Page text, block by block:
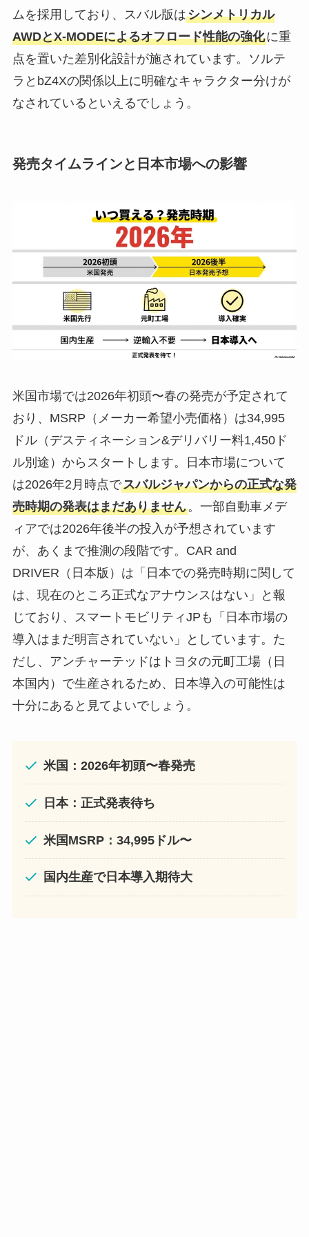
ムを採用しており、スバル版はシンメトリカル
AWDとX-MODEによるオフロード性能の強化に重
点を置いた差別化設計が施されています。ソルテ
ラとbZ4Xの関係以上に明確なキャラクター分けが
なされているといえるでしょう。
発売タイムラインと日本市場への影響
米国市場では2026年初頭〜春の発売が予定されて
おり、MSRP（メーカー希望小売価格）は34,995
ドル（デスティネーション&デリバリー料1,450ド
ル別途）からスタートします。日本市場について
は2026年2月時点でスバルジャパンからの正式な発
売時期の発表はまだありません。一部自動車メデ
ィアでは2026年後半の投入が予想されています
が、あくまで推測の段階です。CAR and
DRIVER（日本版）は「日本での発売時期に関して
は、現在のところ正式なアナウンスはない」と報
じており、スマートモビリティJPも「日本市場の
導入はまだ明言されていない」としています。た
だし、アンチャーテッドはトヨタの元町工場（日
本国内）で生産されるため、日本導入の可能性は
十分にあると見てよいでしょう。
米国：2026年初頭〜春発売
日本：正式発表待ち
米国MSRP：34,995ドル〜
国内生産で日本導入期待大